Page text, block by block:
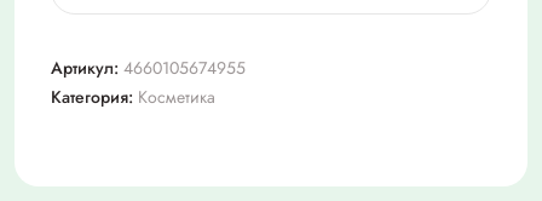
Артикул: 4660105674955
Категория: Косметика